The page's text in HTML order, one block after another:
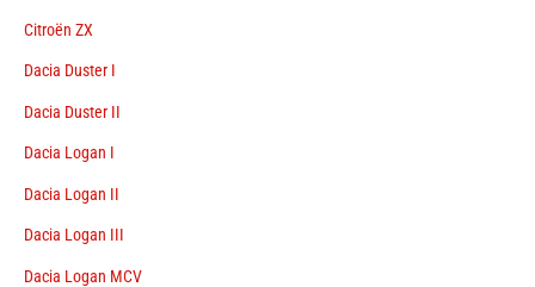
Citroën ZX
Dacia Duster I
Dacia Duster II
Dacia Logan I
Dacia Logan II
Dacia Logan III
Dacia Logan MCV